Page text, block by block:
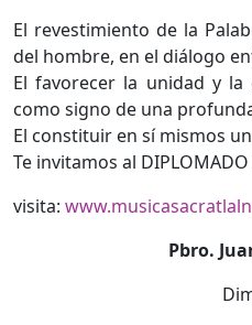
El revestimiento de la
del hombre, en el diálogo
El favorecer la unidad y la
como signo de una
El constituir en sí mismos
Te invitamos al DIPLOMADO
visita:
Pbro.